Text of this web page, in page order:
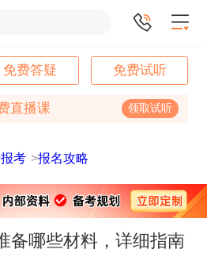
免费答疑 免费试听
直播课 领取试听
考 >报名攻略
备哪些材料，详细指南